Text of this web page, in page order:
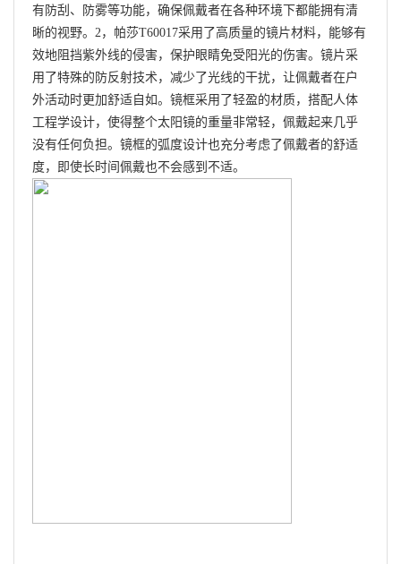
有防刮、防雾等功能，确保佩戴者在各种环境下都能拥有清
晰的视野。2，帕莎T60017采用了高质量的镜片材料，能够有
效地阻挡紫外线的侵害，保护眼睛免受阳光的伤害。镜片采
用了特殊的防反射技术，减少了光线的干扰，让佩戴者在户
外活动时更加舒适自如。镜框采用了轻盈的材质，搭配人体
工程学设计，使得整个太阳镜的重量非常轻，佩戴起来几乎
没有任何负担。镜框的弧度设计也充分考虑了佩戴者的舒适
度，即使长时间佩戴也不会感到不适。